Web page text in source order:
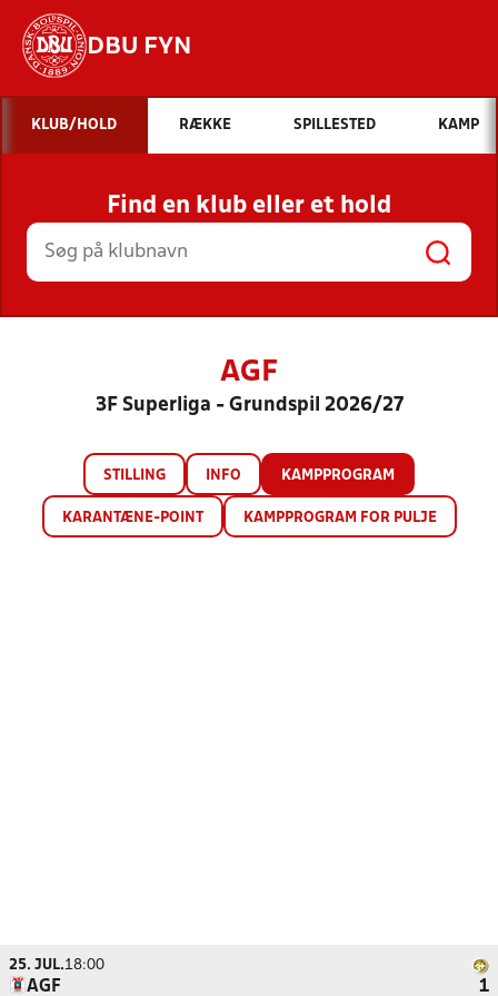
DBU FYN
Hvad vil du søge efter?
INDHOLD OG NYHEDER
STILLINGER, RESULTATER, KLUBBER OG
HOLD
KLUB/HOLD RÆKKE SPILLESTED KAMP
Find en klub eller et hold
AGF
3F Superliga - Grundspil 2026/27
STILLING INFO KAMPPROGRAM
KARANTÆNE-POINT KAMPPROGRAM FOR PULJE
25. JUL.18:00
AGF
1